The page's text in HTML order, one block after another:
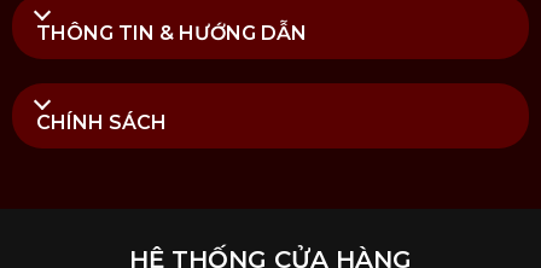
THÔNG TIN & HƯỚNG DẪN
CHÍNH SÁCH
HỆ THỐNG CỬA HÀNG